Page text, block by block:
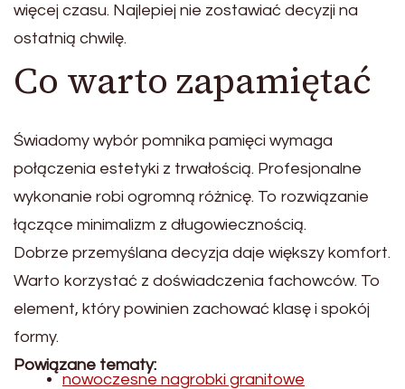
więcej czasu. Najlepiej nie zostawiać decyzji na
ostatnią chwilę.
Co warto zapamiętać
Świadomy wybór pomnika pamięci wymaga
połączenia estetyki z trwałością. Profesjonalne
wykonanie robi ogromną różnicę. To rozwiązanie
łączące minimalizm z długowiecznością.
Dobrze przemyślana decyzja daje większy komfort.
Warto korzystać z doświadczenia fachowców. To
element, który powinien zachować klasę i spokój
formy.
Powiązane tematy:
nowoczesne nagrobki granitowe